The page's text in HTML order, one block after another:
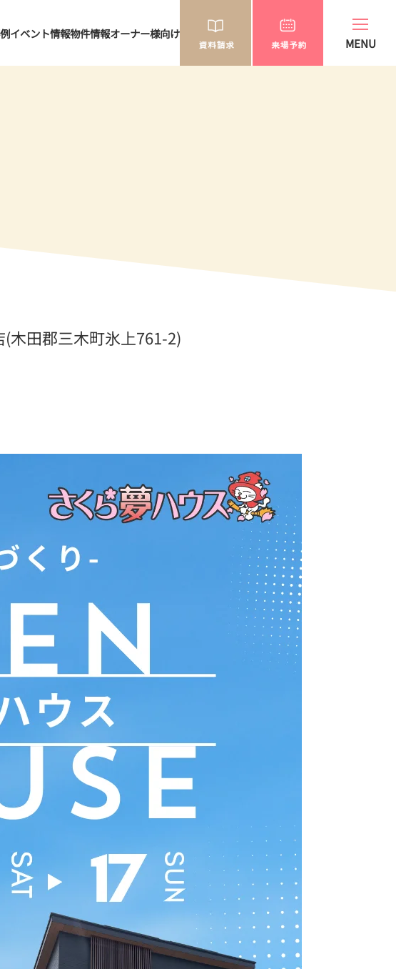
イベント情報物件情報オーナー様向け
木田郡三木町氷上761-2)